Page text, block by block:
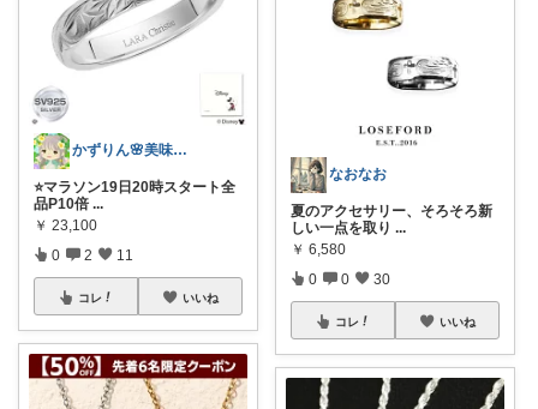
かずりん🌸美味しいとお洒落と可愛い
⭐マラソン19日20時スタート全
品P10倍 ...
￥ 23,100
0 2 11
コレ いいね
なおなお
夏のアクセサリー、そろそろ新
しい一点を取り ...
￥ 6,580
0 0 30
コレ いいね